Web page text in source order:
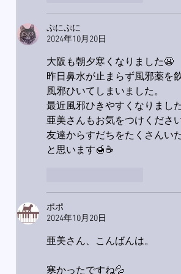
ぷにぷに
2024年10月20日
大阪も朝夕寒くなりました😬
昨日鼻水が止まらず風邪薬を
風邪ひいてしまいました。
最近風邪ひきやすくなりまし
亜美さんもお気をつけください
友達からすだちをたくさんい
と思います🍯☕
ポポ
2024年10月20日
亜美さん、こんばんは。
寒かったですね💦